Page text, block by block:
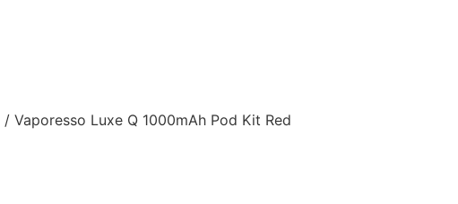
/ Vaporesso Luxe Q 1000mAh Pod Kit Red